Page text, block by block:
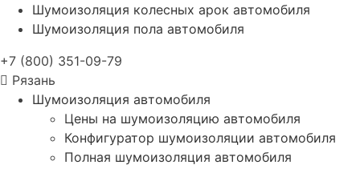
Шумоизоляция колесных арок автомобиля
Шумоизоляция пола автомобиля
+7 (800) 351-09-79
Рязань
Шумоизоляция автомобиля
Цены на шумоизоляцию автомобиля
Конфигуратор шумоизоляции автомобиля
Полная шумоизоляция автомобиля